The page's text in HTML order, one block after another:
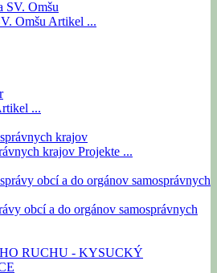
Omšu Artikel ...
...
krajov Projekte ...
obcí a do orgánov samosprávnych